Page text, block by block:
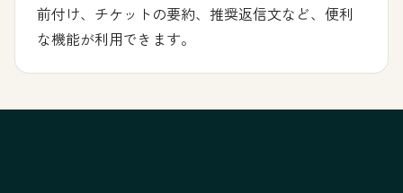
前付け、チケットの要約、推奨返信文など、便利
な機能が利用できます。